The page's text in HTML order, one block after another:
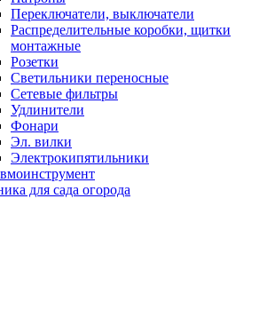
Переключатели, выключатели
Распределительные коробки, щитки
монтажные
Розетки
Светильники переносные
Сетевые фильтры
Удлинители
Фонари
Эл. вилки
Электрокипятильники
для сада огорода